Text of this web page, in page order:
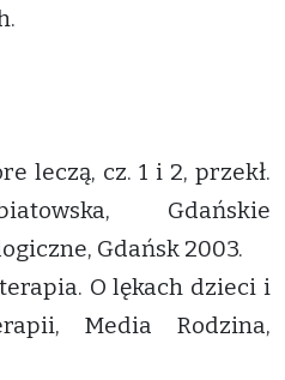
leczą, cz. 1 i 2, przekł.
Gdańskie
Gdańsk 2003.
O lękach dzieci i
Media Rodzina,